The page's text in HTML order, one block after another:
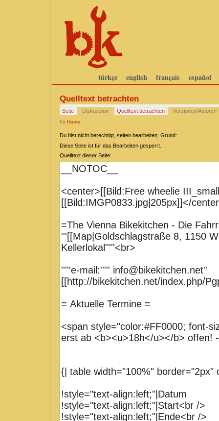
türkçe english français español
Quelltext betrachten
Seite Diskussion Quelltext betrachten Versionen/Autoren
für Home
Du bist nicht berechtigt, seiten bearbeiten. Grund:
Diese Seite ist für das Bearbeiten gesperrt.
Quelltext dieser Seite: